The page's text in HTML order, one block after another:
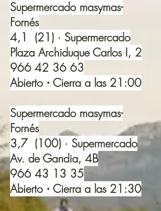
Supermercado masymas-
Fornés
4,1 (21) · Supermercado
Plaza Archiduque Carlos I, 2
966 42 36 63
Abierto ⋅ Cierra a las 21:00
Supermercado masymas-
Fornés
3,7 (100) · Supermercado
Av. de Gandia, 4B
966 43 13 35
Abierto ⋅ Cierra a las 21:30